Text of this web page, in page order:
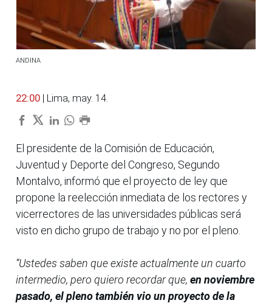
ANDINA
22:00 | Lima, may. 14.
El presidente de la Comisión de Educación,
Juventud y Deporte del Congreso, Segundo
Montalvo, informó que el proyecto de ley que
propone la reelección inmediata de los rectores y
vicerrectores de las universidades públicas será
visto en dicho grupo de trabajo y no por el pleno.
“Ustedes saben que existe actualmente un cuarto
intermedio, pero quiero recordar que, en noviembre
pasado, el pleno también vio un proyecto de la